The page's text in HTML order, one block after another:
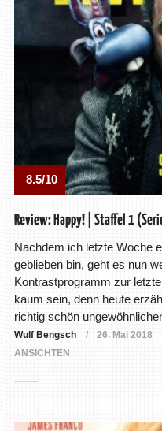
8.5/10
Review: Happy! | Staffel 1
Nachdem ich letzte Woche
geblieben bin, geht es nun
Kontrastprogramm zur
kaum sein, denn heute
richtig schön
Wulf Bengsch 26. Mai 2018
ANSICHTEN